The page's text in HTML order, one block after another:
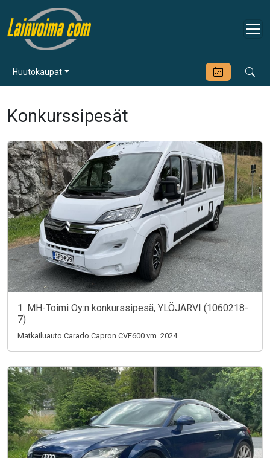
Huutokaupat
Konkurssipesät
1. MH-Toimi Oy:n konkurssipesä, YLÖJÄRVI (1060218-
7)
Matkailuauto Carado Capron CVE600 vm. 2024